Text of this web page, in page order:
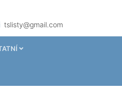
tslisty@gmail.com